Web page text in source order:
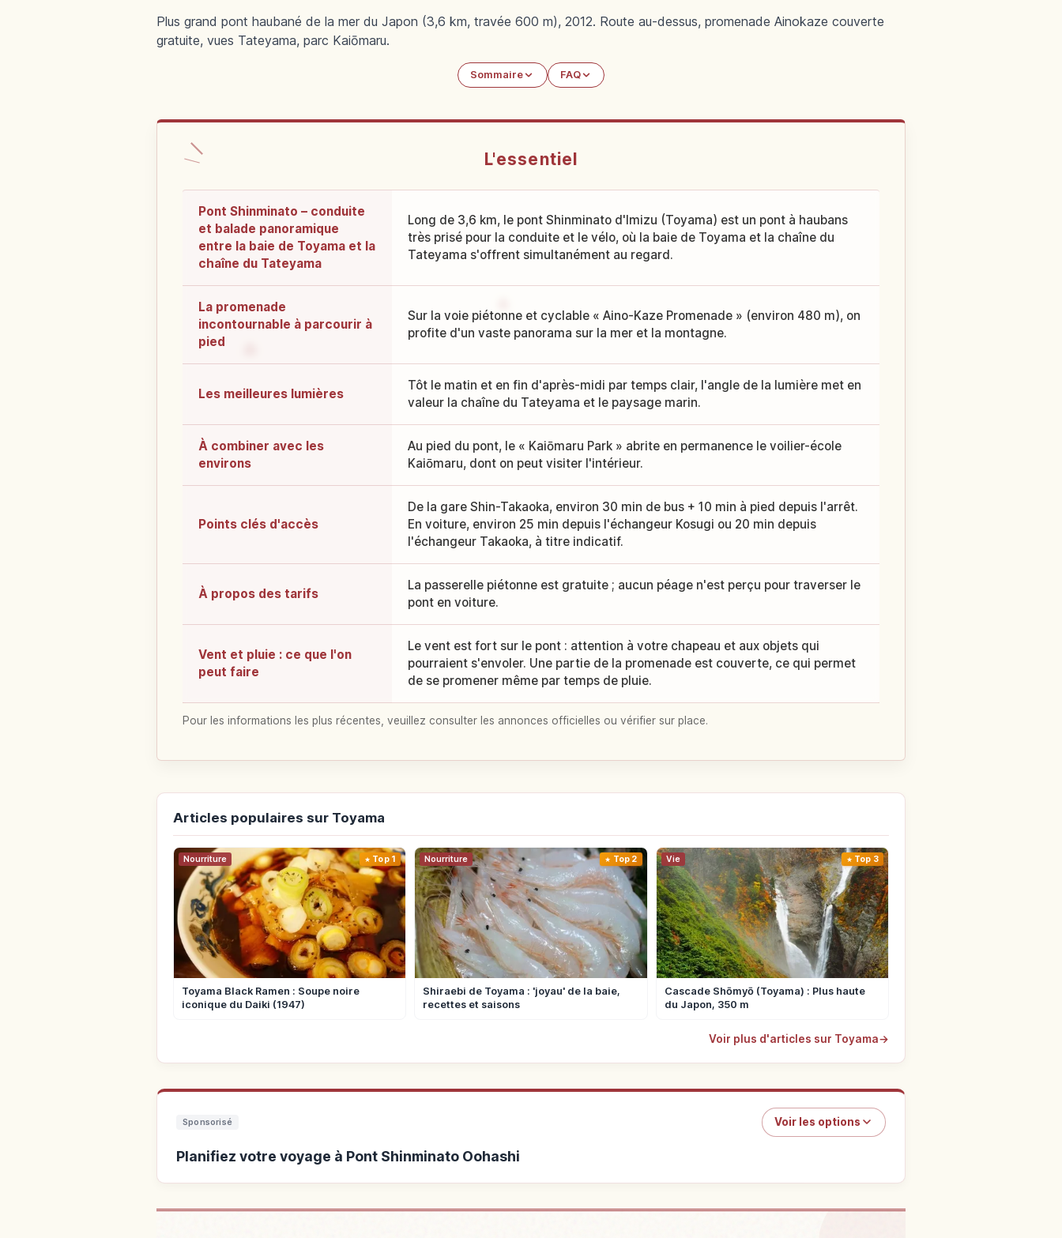
Plus grand pont haubané de la mer du Japon (3,6 km, travée 600 m), 2012. Route au-dessus, promenade Ainokaze couverte
gratuite, vues Tateyama, parc Kaiōmaru.
Sommaire FAQ
L'essentiel
Pont Shinminato – conduite
et balade panoramique
entre la baie de Toyama et la
chaîne du Tateyama
Long de 3,6 km, le pont Shinminato d'Imizu (Toyama) est un pont à haubans
très prisé pour la conduite et le vélo, où la baie de Toyama et la chaîne du
Tateyama s'offrent simultanément au regard.
La promenade
incontournable à parcourir à
pied
Sur la voie piétonne et cyclable « Aino-Kaze Promenade » (environ 480 m), on
profite d'un vaste panorama sur la mer et la montagne.
Les meilleures lumières
Tôt le matin et en fin d'après-midi par temps clair, l'angle de la lumière met en
valeur la chaîne du Tateyama et le paysage marin.
À combiner avec les
environs
Au pied du pont, le « Kaiōmaru Park » abrite en permanence le voilier-école
Kaiōmaru, dont on peut visiter l'intérieur.
Points clés d'accès
De la gare Shin-Takaoka, environ 30 min de bus + 10 min à pied depuis l'arrêt.
En voiture, environ 25 min depuis l'échangeur Kosugi ou 20 min depuis
l'échangeur Takaoka, à titre indicatif.
À propos des tarifs
La passerelle piétonne est gratuite ; aucun péage n'est perçu pour traverser le
pont en voiture.
Vent et pluie : ce que l'on
peut faire
Le vent est fort sur le pont : attention à votre chapeau et aux objets qui
pourraient s'envoler. Une partie de la promenade est couverte, ce qui permet
de se promener même par temps de pluie.
Pour les informations les plus récentes, veuillez consulter les annonces officielles ou vérifier sur place.
Articles populaires sur Toyama
Nourriture Top 1
Toyama Black Ramen : Soupe noire
iconique du Daiki (1947)
Nourriture Top 2
Shiraebi de Toyama : 'joyau' de la baie,
recettes et saisons
Vie Top 3
Cascade Shōmyō (Toyama) : Plus haute
du Japon, 350 m
Voir plus d'articles sur Toyama→
Sponsorisé Voir les options
Planifiez votre voyage à Pont Shinminato Oohashi